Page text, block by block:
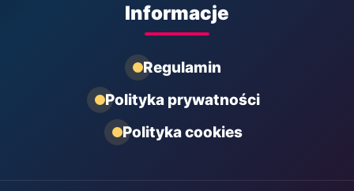
Informacje
Regulamin
Polityka prywatności
Polityka cookies